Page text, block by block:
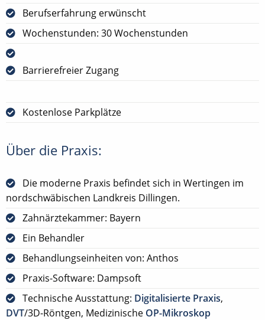
Berufserfahrung erwünscht
Wochenstunden: 30 Wochenstunden
Barrierefreier Zugang
Kostenlose Parkplätze
Über die Praxis:
Die moderne Praxis befindet sich in Wertingen im
nordschwäbischen Landkreis Dillingen.
Zahnärztekammer: Bayern
Ein Behandler
Behandlungseinheiten von: Anthos
Praxis-Software: Dampsoft
Technische Ausstattung: Digitalisierte Praxis,
DVT/3D-Röntgen, Medizinische OP-Mikroskop